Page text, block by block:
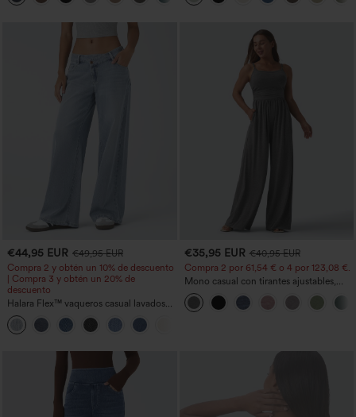
€44,95 EUR €49,95 EUR
Compra 2 y obtén un 10% de descuento
| Compra 3 y obtén un 20% de
descuento
Halara Flex™ vaqueros casual lavados
asimétricos de tiro bajo con bolsillos
con cremallera, corte baggy y pierna
ancha
€35,95 EUR €40,95 EUR
Compra 2 por 61,54 € o 4 por 123,08 €.
Mono casual con tirantes ajustables,
fruncidos, pierna ancha, tejido jaspeado
y bolsillos - Easy Peezy